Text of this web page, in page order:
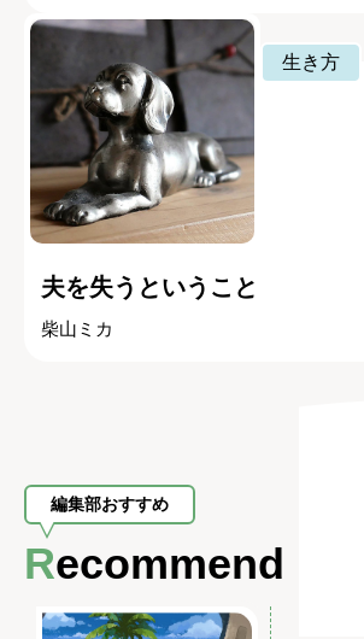
生き方
夫を失うということ
柴山ミカ
編集部おすすめ
Recommend